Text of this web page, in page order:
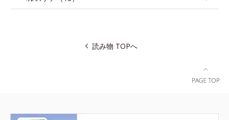
読み物 TOPへ